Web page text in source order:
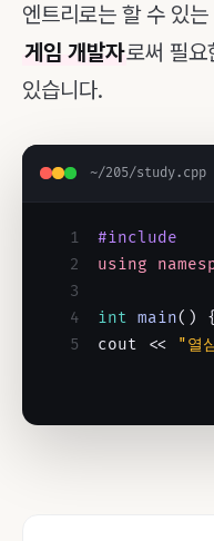
엔트리로는 할 수 있
게임 개발자로써 필요
있습니다.
~/205/study.cpp
1
#include
2
using
3
4
int main() {
5
cout << "열